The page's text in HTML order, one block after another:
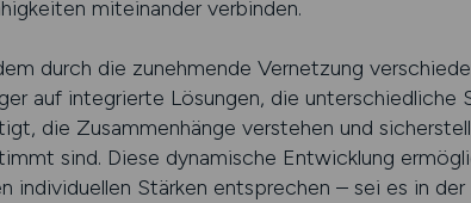
miteinander verbinden.
durch die zunehmende Vernetzung
auf integrierte Lösungen, die unterschiedliche
die Zusammenhänge verstehen und
sind. Diese dynamische Entwicklung
individuellen Stärken entsprechen – sei es in